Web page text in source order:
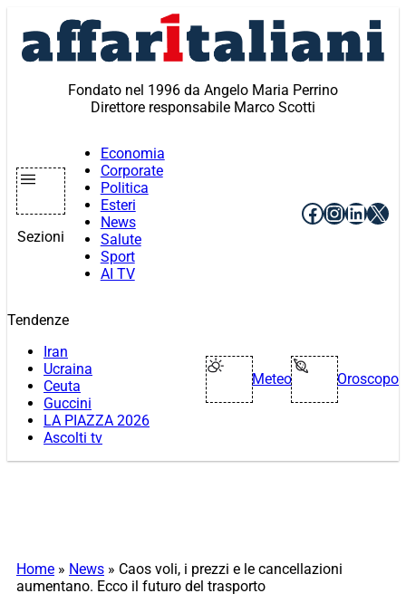
contenuto
Fondato nel 1996 da Angelo Maria Perrino
Direttore responsabile Marco Scotti
Sezioni
Economia
Corporate
Politica
Esteri
News
Salute
Sport
AI TV
Facebook
X
Tendenze
Iran
Ucraina
Ceuta
Guccini
LA PIAZZA 2026
Ascolti tv
Meteo Oroscopo
Home » News » Caos voli, i prezzi e le cancellazioni
aumentano. Ecco il futuro del trasporto